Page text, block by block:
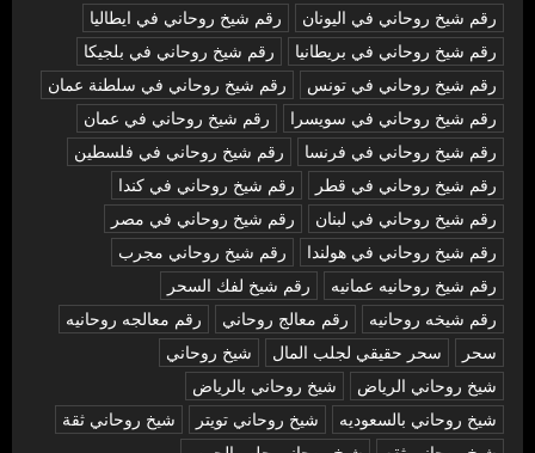
رقم شيخ روحاني في اليونان
رقم شيخ روحاني في ايطاليا
رقم شيخ روحاني في بريطانيا
رقم شيخ روحاني في بلجيكا
رقم شيخ روحاني في تونس
رقم شيخ روحاني في سلطنة عمان
رقم شيخ روحاني في سويسرا
رقم شيخ روحاني في عمان
رقم شيخ روحاني في فرنسا
رقم شيخ روحاني في فلسطين
رقم شيخ روحاني في قطر
رقم شيخ روحاني في كندا
رقم شيخ روحاني في لبنان
رقم شيخ روحاني في مصر
رقم شيخ روحاني في هولندا
رقم شيخ روحاني مجرب
رقم شيخ روحانيه عمانيه
رقم شيخ لفك السحر
رقم شيخه روحانيه
رقم معالج روحاني
رقم معالجه روحانيه
سحر
سحر حقيقي لجلب المال
شيخ روحاني
شيخ روحاني الرياض
شيخ روحاني بالرياض
شيخ روحاني بالسعوديه
شيخ روحاني تويتر
شيخ روحاني ثقة